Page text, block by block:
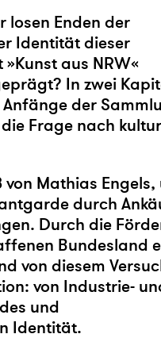
losen Enden der
Identität dieser
aus NRW«
In zwei
der
Frage nach
Mathias Engels,
durch
Durch die
Bundesland
von diesem
von Industrie-
und
Identität.